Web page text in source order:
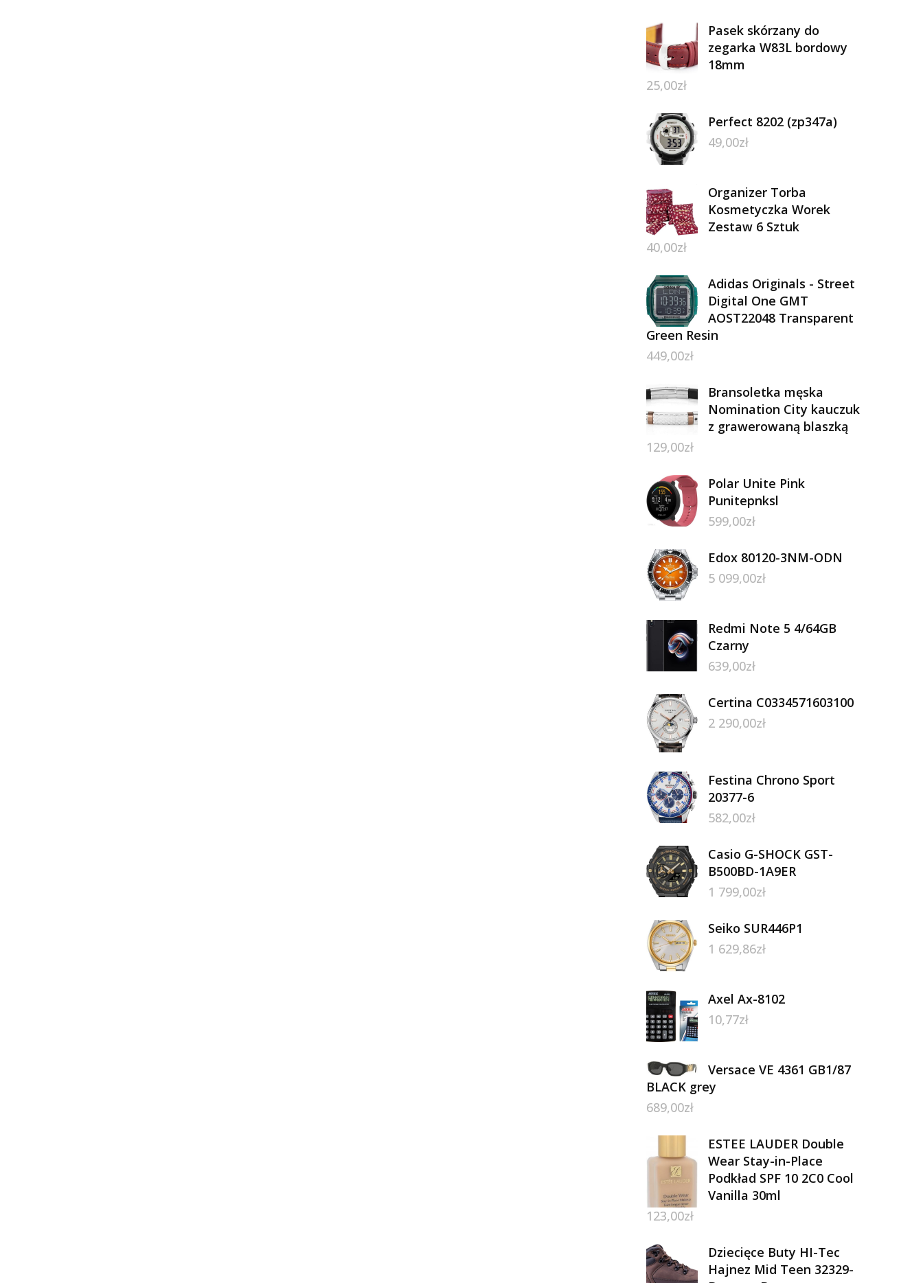
Pasek skórzany do
zegarka W83L bordowy
18mm
25,00zł
Perfect 8202 (zp347a)
49,00zł
Organizer Torba
Kosmetyczka Worek
Zestaw 6 Sztuk
40,00zł
Adidas Originals - Street
Digital One GMT
AOST22048 Transparent
Green Resin
449,00zł
Bransoletka męska
Nomination City kauczuk
z grawerowaną blaszką
129,00zł
Polar Unite Pink
Punitepnksl
599,00zł
Edox 80120-3NM-ODN
5 099,00zł
Redmi Note 5 4/64GB
Czarny
639,00zł
Certina C0334571603100
2 290,00zł
Festina Chrono Sport
20377-6
582,00zł
Casio G-SHOCK GST-
B500BD-1A9ER
1 799,00zł
Seiko SUR446P1
1 629,86zł
Axel Ax-8102
10,77zł
Versace VE 4361 GB1/87
BLACK grey
689,00zł
ESTEE LAUDER Double
Wear Stay-in-Place
Podkład SPF 10 2C0 Cool
Vanilla 30ml
123,00zł
Dziecięce Buty HI-Tec
Hajnez Mid Teen 32329-